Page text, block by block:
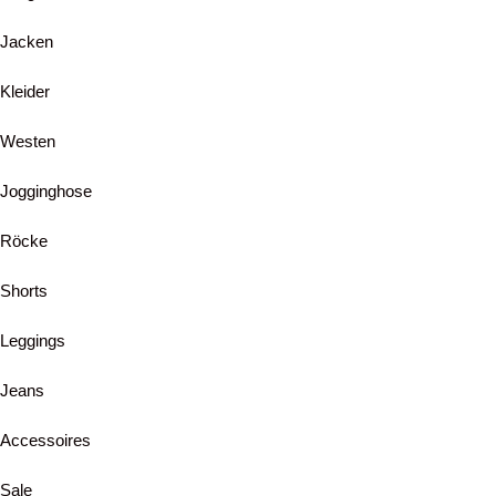
Jacken
Kleider
Westen
Jogginghose
Röcke
Shorts
Leggings
Jeans
Accessoires
Sale